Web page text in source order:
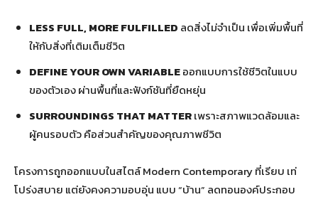
LESS FULL, MORE FULFILLED ลดสิ่งไม่จำเป็น เพื่อเพิ่มพื้นที่
ให้กับสิ่งที่เติมเต็มชีวิต
DEFINE YOUR OWN VARIABLEออกแบบการใช้ชีวิตในแบบ
ของตัวเอง ผ่านพื้นที่และฟังก์ชันที่ยืดหยุ่น
SURROUNDINGS THAT MATTERเพราะสภาพแวดล้อมและ
ผู้คนรอบตัว คือส่วนสำคัญของคุณภาพชีวิต
โครงการถูกออกแบบในสไตล์ Modern Contemporary ที่เรียบ เท่
โปร่งสบาย แต่ยังคงความอบอุ่น แบบ “บ้าน” ลดทอนองค์ประกอบ